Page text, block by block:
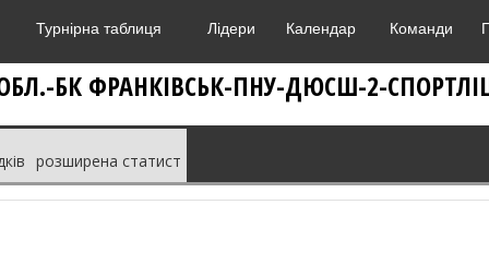
Турнірна таблиця Лідери Календар Команди
БК ФРАНКІВСЬК-ПНУ-ДЮСШ-2-
розширена статист